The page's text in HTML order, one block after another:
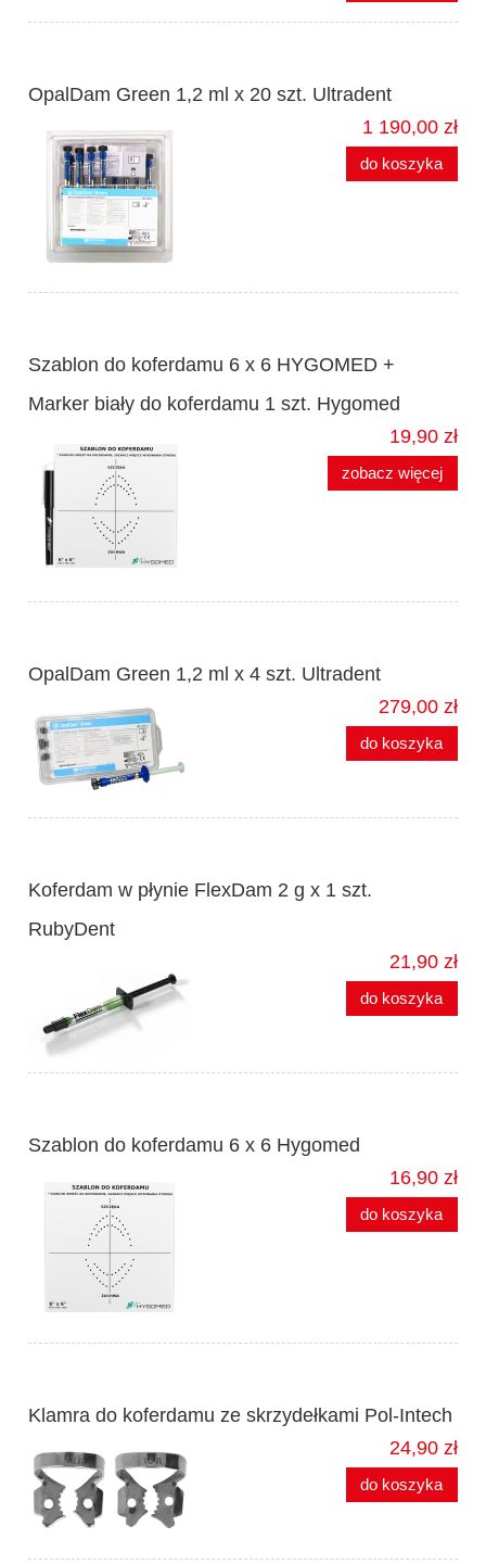
OpalDam Green 1,2 ml x 20 szt. Ultradent
1 190,00 zł
do koszyka
Szablon do koferdamu 6 x 6 HYGOMED +
Marker biały do koferdamu 1 szt. Hygomed
19,90 zł
zobacz więcej
OpalDam Green 1,2 ml x 4 szt. Ultradent
279,00 zł
do koszyka
Koferdam w płynie FlexDam 2 g x 1 szt.
RubyDent
21,90 zł
do koszyka
Szablon do koferdamu 6 x 6 Hygomed
16,90 zł
do koszyka
Klamra do koferdamu ze skrzydełkami Pol-Intech
24,90 zł
do koszyka